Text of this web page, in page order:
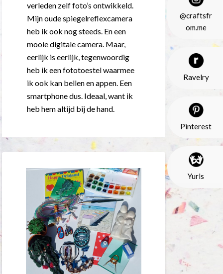
@craftsfr
om.me
Ravelry
Pinterest
Yurls
verleden zelf foto’s ontwikkeld.
Mijn oude spiegelreflexcamera
heb ik ook nog steeds. En een
mooie digitale camera. Maar,
eerlijk is eerlijk, tegenwoordig
heb ik een fototoestel waarmee
ik ook kan bellen en appen. Een
smartphone dus. Ideaal, want ik
heb hem altijd bij de hand.